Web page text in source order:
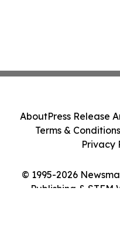
© 1995-2026
Publishing & STEM
AboutPress Release
Terms & Conditions
Privacy